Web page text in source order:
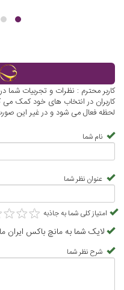
کاربر محترم : نظرات و تجربیات
کاربران در انتخاب های خود کمک می
لحظه فعال می شود و در غیر این
نام شما
عنوان نظر شما
امتیاز کلی شما به جاذبه ★★★
★★★
لایک شما به مانچ باکس ایران
شرح نظر شما